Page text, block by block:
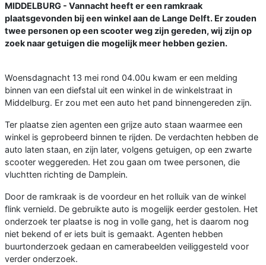
MIDDELBURG - Vannacht heeft er een ramkraak
plaatsgevonden bij een winkel aan de Lange Delft. Er zouden
twee personen op een scooter weg zijn gereden, wij zijn op
zoek naar getuigen die mogelijk meer hebben gezien.
Woensdagnacht 13 mei rond 04.00u kwam er een melding
binnen van een diefstal uit een winkel in de winkelstraat in
Middelburg. Er zou met een auto het pand binnengereden zijn.
Ter plaatse zien agenten een grijze auto staan waarmee een
winkel is geprobeerd binnen te rijden. De verdachten hebben de
auto laten staan, en zijn later, volgens getuigen, op een zwarte
scooter weggereden. Het zou gaan om twee personen, die
vluchtten richting de Damplein.
Door de ramkraak is de voordeur en het rolluik van de winkel
flink vernield. De gebruikte auto is mogelijk eerder gestolen. Het
onderzoek ter plaatse is nog in volle gang, het is daarom nog
niet bekend of er iets buit is gemaakt. Agenten hebben
buurtonderzoek gedaan en camerabeelden veiliggesteld voor
verder onderzoek.